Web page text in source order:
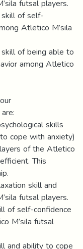
futsal players.
of self-
Atletico M’sila
of being able to
among Atletico
skills
cope with anxiety)
of the Atletico
This
skill and
futsal players.
of self-confidence
M’sila futsal
and ability to cope